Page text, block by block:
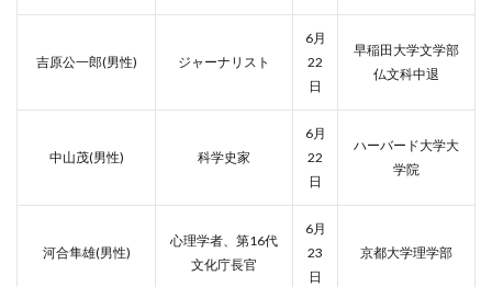
吉原公一郎(男性) ジャーナリスト
6月
22
日
早稲田大学文学部
仏文科中退
中山茂(男性) 科学史家
6月
22
日
ハーバード大学大
学院
河合隼雄(男性)
心理学者、第16代
文化庁長官
6月
23
日
京都大学理学部